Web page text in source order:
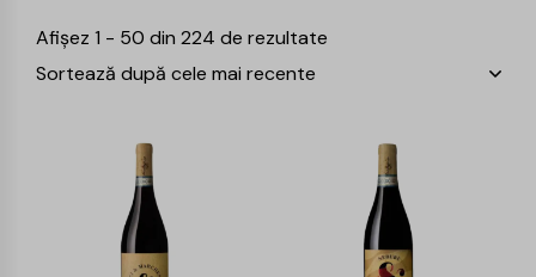
Afișez 1 - 50 din 224 de rezultate